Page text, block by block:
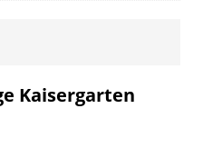
Kaisergarten